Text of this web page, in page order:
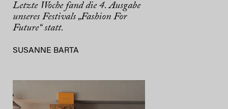
Letzte Woche fand die 4. Ausgabe
unseres Festivals „Fashion For
Future“ statt.
SUSANNE BARTA